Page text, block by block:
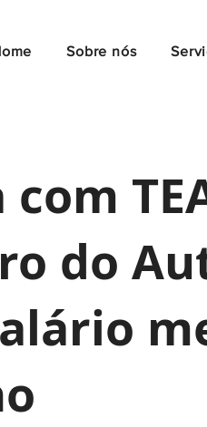
Sobre nós
com
do